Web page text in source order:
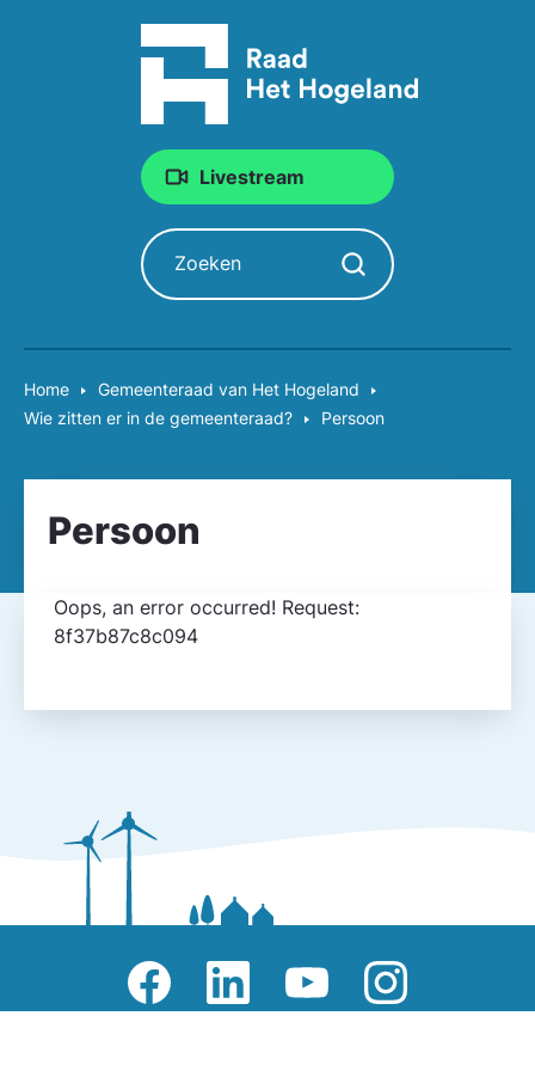
Livestream
Zoeken
Zoekopdracht starten
Home
Gemeente­raad van Het Hogeland
Wie zitten er in de gemeente­raad?
Persoon
Persoon
Oops, an error occurred! Request:
8f37b87c8c094